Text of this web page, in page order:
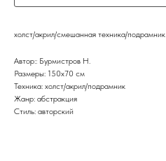
холст/акрил/смешанная техника/подрамник
Автор:: Бурмистров Н.
Размеры: 150x70 см
Техника: холст/акрил/подрамник
Жанр: абстракция
Стиль: авторский